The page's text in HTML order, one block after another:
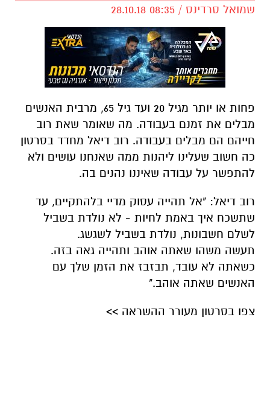
שמואל סרדינס / 08:35 28.10.18
פחות או יותר מגיל 20 ועד גיל 65, מרבית האנשים
מבלים את זמנם בעבודה. מה שאומר שאת רוב
חייהם הם מבלים בעבודה. רוב דיאל מחדד בסרטון
כה חשוב שעלינו ליהנות ממה שאנחנו עושים ולא
להתפשר על עבודה שאיננו נהנים בה.
רוב דיאל: "אל תהייה עסוק מדיי בלהתקיים, עד
שתשכח איך באמת לחיות - לא נולדת בשביל
לשלם חשבונות, נולדת בשביל לשגשג.
תעשה משהו שאתה אוהב ותהייה גאה בזה.
כשאתה לא עובד, תבזבז את הזמן שלך עם
האנשים שאתה אוהב."
צפו בסרטון מעורר ההשראה >>